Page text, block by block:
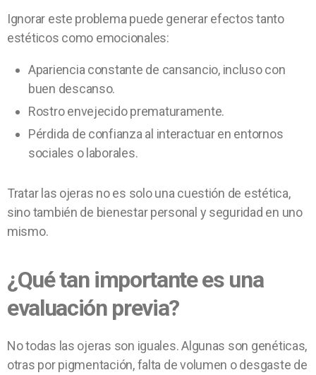
Ignorar este problema puede generar efectos tanto
estéticos como emocionales:
Apariencia constante de cansancio, incluso con
buen descanso.
Rostro envejecido prematuramente.
Pérdida de confianza al interactuar en entornos
sociales o laborales.
Tratar las ojeras no es solo una cuestión de estética,
sino también de bienestar personal y seguridad en uno
mismo.
¿Qué tan importante es una
evaluación previa?
No todas las ojeras son iguales. Algunas son genéticas,
otras por pigmentación, falta de volumen o desgaste de